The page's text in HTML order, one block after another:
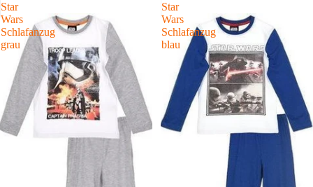
Star
Wars
Schlafanzug
grau
Star
Wars
Schlafanzug
blau